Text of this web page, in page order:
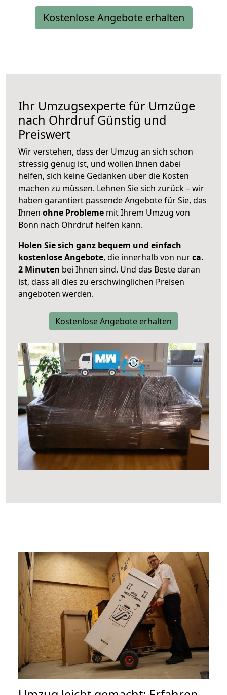
Kostenlose Angebote erhalten
Ihr Umzugsexperte für Umzüge
nach OhrdrufGünstig und
Preiswert
Wir verstehen, dass der Umzug an sich schon
stressig genug ist, und wollen Ihnen dabei
helfen, sich keine Gedanken über die Kosten
machen zu müssen. Lehnen Sie sich zurück – wir
haben garantiert passende Angebote für Sie, das
Ihnen ohne Probleme mit Ihrem Umzug von
Bonn nach Ohrdruf helfen kann.
Holen Sie sich ganz bequem und einfach
kostenlose Angebote, die innerhalb von nurca.
2 Minuten bei Ihnen sind. Und das Beste daran
ist, dass all dies zu erschwinglichen Preisen
angeboten werden.
Kostenlose Angebote erhalten